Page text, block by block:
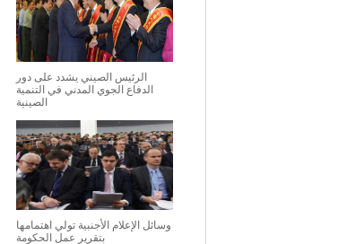
الرئيس الصيني يشدد على دور
الدفاع الجوي المدني في التنمية
الصينية
وسائل الإعلام الأجنبية تولي اهتمامها
بتقرير عمل الحكومة